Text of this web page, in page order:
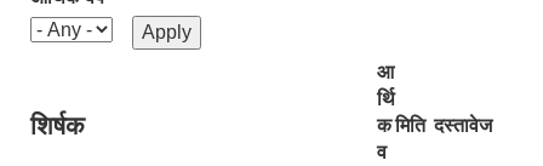
शिर्षक
आ
र्थि
क
व
मिति दस्तावेज